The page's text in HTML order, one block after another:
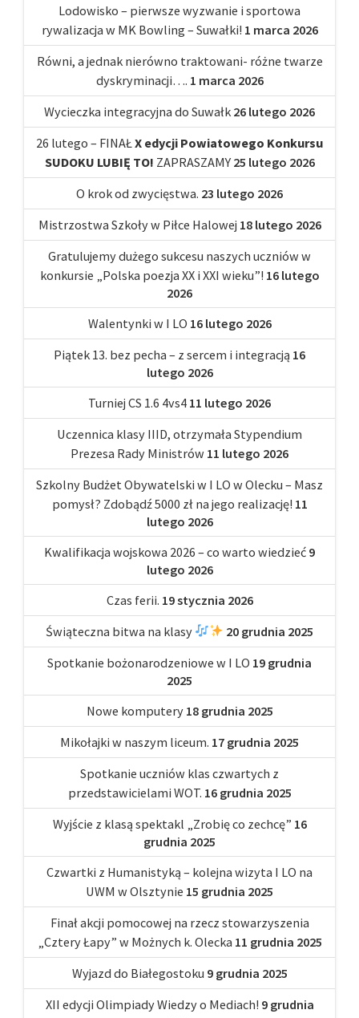
Lodowisko – pierwsze wyzwanie i sportowa
rywalizacja w MK Bowling – Suwałki! 1 marca 2026
Równi, a jednak nierówno traktowani- różne twarze
dyskryminacji…. 1 marca 2026
Wycieczka integracyjna do Suwałk 26 lutego 2026
26 lutego – FINAŁ X edycji Powiatowego Konkursu
SUDOKU LUBIĘ TO! ZAPRASZAMY 25 lutego 2026
O krok od zwycięstwa. 23 lutego 2026
Mistrzostwa Szkoły w Piłce Halowej 18 lutego 2026
Gratulujemy dużego sukcesu naszych uczniów w
konkursie „Polska poezja XX i XXI wieku”! 16 lutego
2026
Walentynki w I LO 16 lutego 2026
Piątek 13. bez pecha – z sercem i integracją 16
lutego 2026
Turniej CS 1.6 4vs4 11 lutego 2026
Uczennica klasy IIID, otrzymała Stypendium
Prezesa Rady Ministrów 11 lutego 2026
Szkolny Budżet Obywatelski w I LO w Olecku – Masz
pomysł? Zdobądź 5000 zł na jego realizację! 11
lutego 2026
Kwalifikacja wojskowa 2026 – co warto wiedzieć 9
lutego 2026
Czas ferii. 19 stycznia 2026
Świąteczna bitwa na klasy
20 grudnia 2025
Spotkanie bożonarodzeniowe w I LO 19 grudnia
2025
Nowe komputery 18 grudnia 2025
Mikołajki w naszym liceum. 17 grudnia 2025
Spotkanie uczniów klas czwartych z
przedstawicielami WOT. 16 grudnia 2025
Wyjście z klasą spektakl „Zrobię co zechcę” 16
grudnia 2025
Czwartki z Humanistyką – kolejna wizyta I LO na
UWM w Olsztynie 15 grudnia 2025
Finał akcji pomocowej na rzecz stowarzyszenia
„Cztery Łapy” w Możnych k. Olecka 11 grudnia 2025
Wyjazd do Białegostoku 9 grudnia 2025
XII edycji Olimpiady Wiedzy o Mediach! 9 grudnia